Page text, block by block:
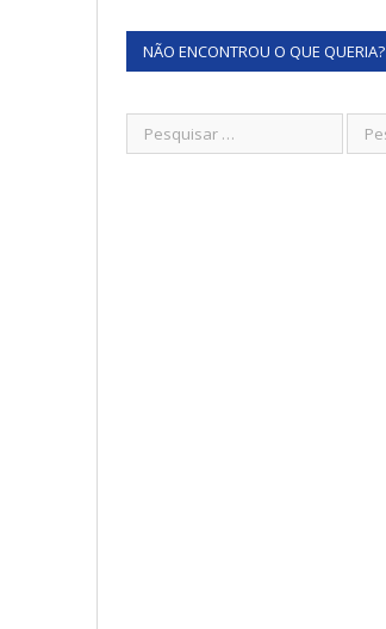
NÃO ENCONTROU O QUE QUERIA?